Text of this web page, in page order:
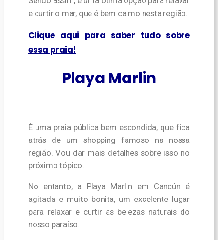
e curtir o mar, que é bem calmo nesta região.
Clique aqui para saber tudo sobre
essa praia!
Playa Marlin
É uma praia pública bem escondida, que fica
atrás de um shopping famoso na nossa
região. Vou dar mais detalhes sobre isso no
próximo tópico.
No entanto, a Playa Marlin em Cancún é
agitada e muito bonita, um excelente lugar
para relaxar e curtir as belezas naturais do
nosso paraíso.